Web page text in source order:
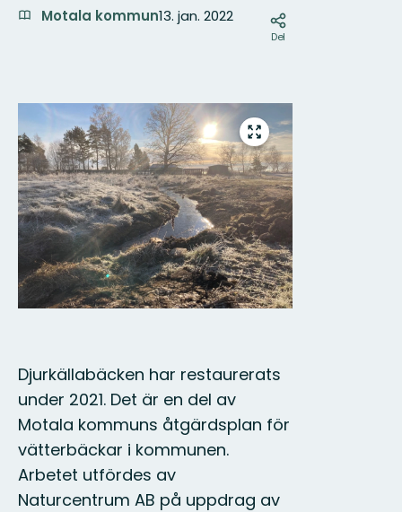
Motala kommun13. jan. 2022
Del
Billeder
Gå
til
fuld
skærm
Djurkällabäcken har restaurerats
under 2021. Det är en del av
Motala kommuns åtgärdsplan för
vätterbäckar i kommunen.
Arbetet utfördes av
Naturcentrum AB på uppdrag av